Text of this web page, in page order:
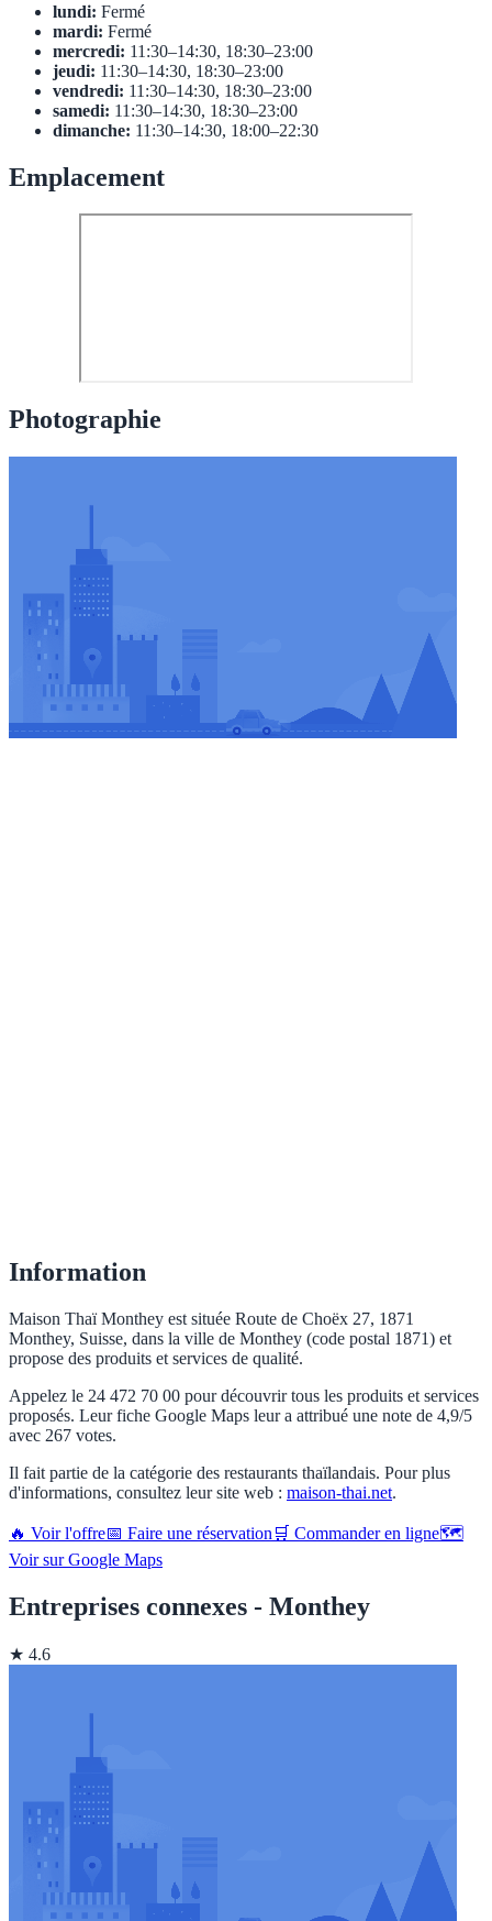
lundi: Fermé
mardi: Fermé
mercredi: 11:30–14:30, 18:30–23:00
jeudi: 11:30–14:30, 18:30–23:00
vendredi: 11:30–14:30, 18:30–23:00
samedi: 11:30–14:30, 18:30–23:00
dimanche: 11:30–14:30, 18:00–22:30
Emplacement
Photographie
Information
Maison Thaï Monthey est située Route de Choëx 27, 1871
Monthey, Suisse, dans la ville de Monthey (code postal 1871) et
propose des produits et services de qualité.
Appelez le 24 472 70 00 pour découvrir tous les produits et services
proposés. Leur fiche Google Maps leur a attribué une note de 4,9/5
avec 267 votes.
Il fait partie de la catégorie des restaurants thaïlandais. Pour plus
d'informations, consultez leur site web : maison-thai.net.
🔥 Voir l'offre📅 Faire une réservation 🛒 Commander en ligne🗺️
Voir sur Google Maps
Entreprises connexes - Monthey
★ 4.6